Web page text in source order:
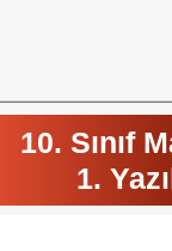
10. Sınıf
1.